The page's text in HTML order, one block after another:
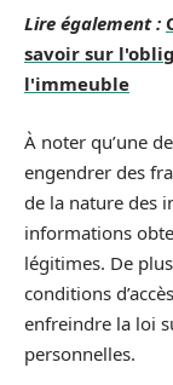
Lire également :
savoir sur
l'immeuble
À noter qu’une
engendrer des
de la nature des
informations
légitimes. De
conditions
enfreindre la loi
personnelles.